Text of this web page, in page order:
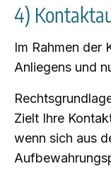
4)
Im Rahmen der
Anliegens und
Zielt Ihre
wenn sich aus